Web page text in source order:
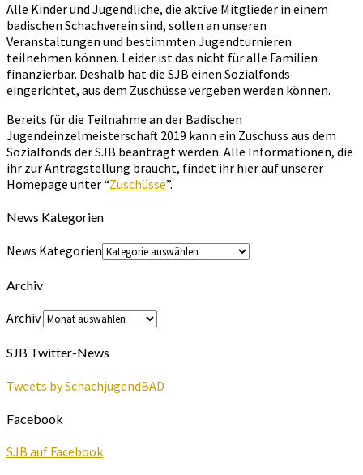
Alle Kinder und Jugendliche, die aktive Mitglieder in einem
badischen Schachverein sind, sollen an unseren
Veranstaltungen und bestimmten Jugendturnieren
teilnehmen können. Leider ist das nicht für alle Familien
finanzierbar. Deshalb hat die SJB einen Sozialfonds
eingerichtet, aus dem Zuschüsse vergeben werden können.
Bereits für die Teilnahme an der Badischen
Jugendeinzelmeisterschaft 2019 kann ein Zuschuss aus dem
Sozialfonds der SJB beantragt werden. Alle Informationen, die
ihr zur Antragstellung braucht, findet ihr hier auf unserer
Homepage unter “Zuschüsse”.
News Kategorien
News Kategorien
Archiv
Archiv
SJB Twitter-News
Tweets by SchachjugendBAD
Facebook
SJB auf Facebook